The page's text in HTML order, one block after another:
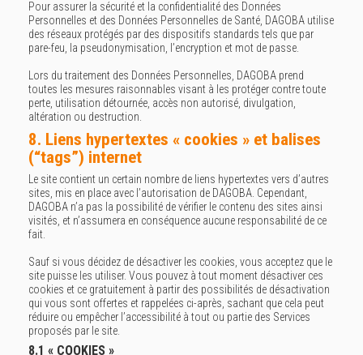
Pour assurer la sécurité et la confidentialité des Données
Personnelles et des Données Personnelles de Santé, DAGOBA utilise
des réseaux protégés par des dispositifs standards tels que par
pare-feu, la pseudonymisation, l’encryption et mot de passe.
Lors du traitement des Données Personnelles, DAGOBA prend
toutes les mesures raisonnables visant à les protéger contre toute
perte, utilisation détournée, accès non autorisé, divulgation,
altération ou destruction.
8. Liens hypertextes « cookies » et balises
(“tags”) internet
Le site contient un certain nombre de liens hypertextes vers d’autres
sites, mis en place avec l’autorisation de DAGOBA. Cependant,
DAGOBA n’a pas la possibilité de vérifier le contenu des sites ainsi
visités, et n’assumera en conséquence aucune responsabilité de ce
fait.
Sauf si vous décidez de désactiver les cookies, vous acceptez que le
site puisse les utiliser. Vous pouvez à tout moment désactiver ces
cookies et ce gratuitement à partir des possibilités de désactivation
qui vous sont offertes et rappelées ci-après, sachant que cela peut
réduire ou empêcher l’accessibilité à tout ou partie des Services
proposés par le site.
8.1 « COOKIES »